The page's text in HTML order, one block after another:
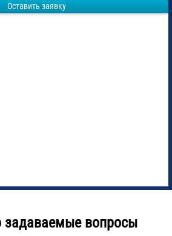
Оставить заявку
задаваемые вопросы